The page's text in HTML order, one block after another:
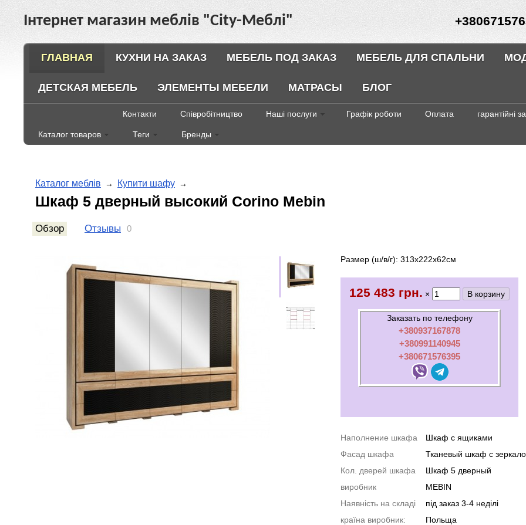
Інтернет магазин меблів "City-Меблі"
ГЛАВНАЯ КУХНИ НА ЗАКАЗ МЕБЕЛЬ ПОД ЗАКАЗ МЕБЕЛЬ ДЛЯ СПАЛЬНИ
ДЕТСКАЯ МЕБЕЛЬ ЭЛЕМЕНТЫ МЕБЕЛИ МАТРАСЫ БЛОГ
Контакти Співробітництво Наші послуги Графік роботи Оплата гарантійні
Каталог товаров Теги Бренды
Каталог меблів → Купити шафу →
Шкаф 5 дверный высокий Corino Mebin
Обзор Отзывы 0
Размер (ш/в/г): 313х222х62см
125 483 грн. ×
Заказать по телефону
+380937167878
+380991140945
+380671576395
Наполнение шкафа
Шкаф с ящиками
Фасад шкафа
Тканевый шкаф с
Кол. дверей шкафа
Шкаф 5 дверный
виробник
MEBIN
Наявність на складі
під заказ 3-4 неділі
країна виробник:
Польща